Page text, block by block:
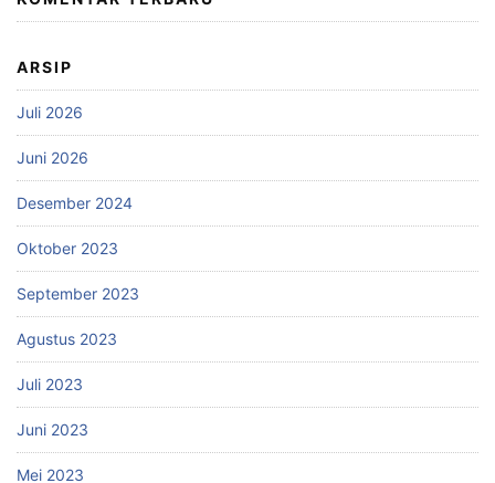
ARSIP
Juli 2026
Juni 2026
Desember 2024
Oktober 2023
September 2023
Agustus 2023
Juli 2023
Juni 2023
Mei 2023